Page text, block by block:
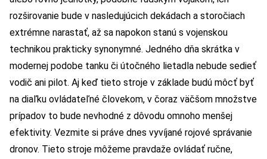
rozširovanie bude v nasledujúcich dekádach a storočiach
extrémne narastať, až sa napokon stanú s vojenskou
technikou prakticky synonymné. Jedného dňa skrátka v
modernej podobe tanku či útočného lietadla nebude sedieť
vodič ani pilot. Aj keď tieto stroje v základe budú môcť byť
na diaľku ovládateľné človekom, v čoraz väčšom množstve
prípadov to bude nevhodné z dôvodu omnoho menšej
efektivity. Vezmite si práve dnes vyvíjané rojové správanie
dronov. Tieto stroje môžeme pravdaže ovládať ručne,